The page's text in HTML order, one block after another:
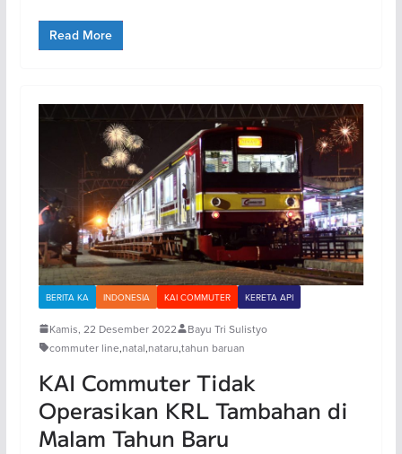
Read More
BERITA KA INDONESIA KAI COMMUTER KERETA API
Kamis, 22 Desember 2022
Bayu Tri Sulistyo
commuter line,natal,nataru,tahun baruan
KAI Commuter Tidak
Operasikan KRL Tambahan di
Malam Tahun Baru